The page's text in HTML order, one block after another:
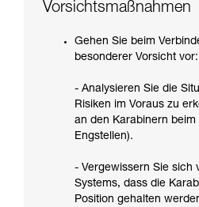
Vorsichtsmaßnahmen
Gehen Sie beim
besonderer Vorsicht vor:
- Analysieren Sie die
Risiken im Voraus zu
an den Karabinern beim
Engstellen).
- Vergewissern Sie sich
Systems, dass die
Position gehalten